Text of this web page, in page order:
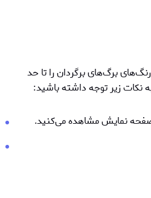
برگ‌های برگردان را تا حد
زیر توجه داشته باشید:
نمایش مشاهده می‌کنید.